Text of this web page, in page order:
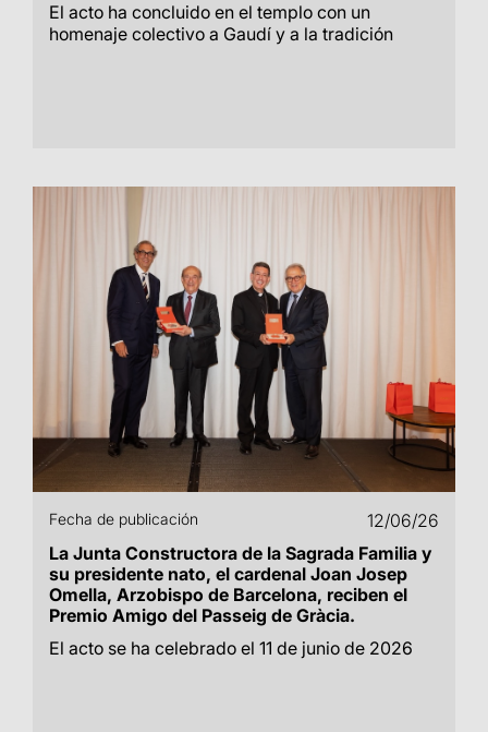
El acto ha concluido en el templo con un
homenaje colectivo a Gaudí y a la tradición
Fecha de publicación
12/06/26
La Junta Constructora de la Sagrada Familia y
su presidente nato, el cardenal Joan Josep
Omella, Arzobispo de Barcelona, reciben el
Premio Amigo del Passeig de Gràcia.
El acto se ha celebrado el 11 de junio de 2026